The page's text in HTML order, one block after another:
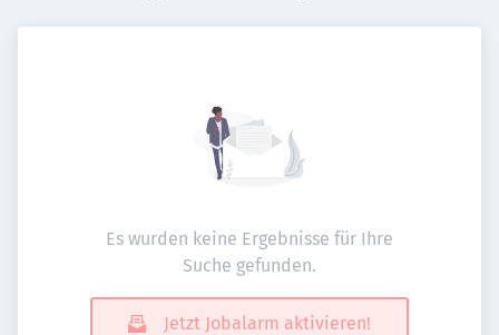
Es wurden keine Ergebnisse für Ihre
Suche gefunden.
Jetzt Jobalarm aktivieren!